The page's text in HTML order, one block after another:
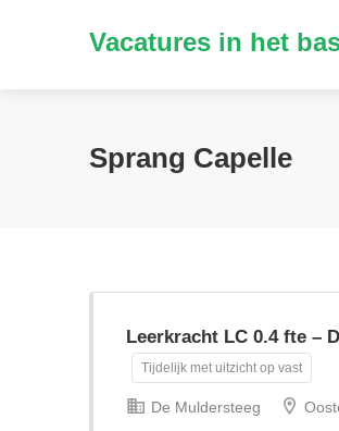
Vacatures in het
Sprang Capelle
Leerkracht LC 0.4 fte –
Tijdelijk met uitzicht op vast
De Muldersteeg